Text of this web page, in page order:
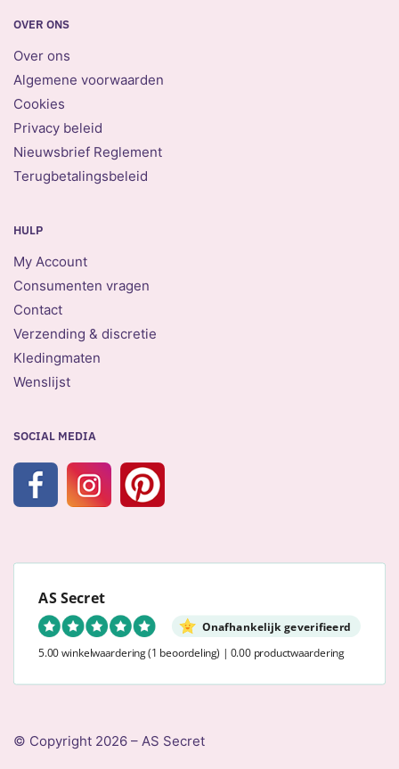
OVER ONS
Over ons
Algemene voorwaarden
Cookies
Privacy beleid
Nieuwsbrief Reglement
Terugbetalingsbeleid
HULP
My Account
Consumenten vragen
Contact
Verzending & discretie
Kledingmaten
Wenslijst
SOCIAL MEDIA
AS Secret
Onafhankelijk geverifieerd
5.00 winkelwaardering(1 beoordeling) | 0.00 productwaardering
© Copyright 2026 – AS Secret